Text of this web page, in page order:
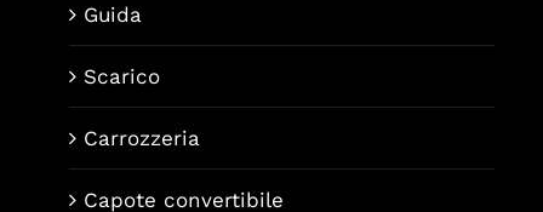
Guida
Scarico
Carrozzeria
Capote convertibile